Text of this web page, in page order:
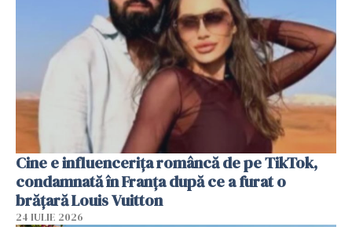
Cine e influencerița româncă de pe TikTok,
condamnată în Franța după ce a furat o
brățară Louis Vuitton
24 IULIE 2026